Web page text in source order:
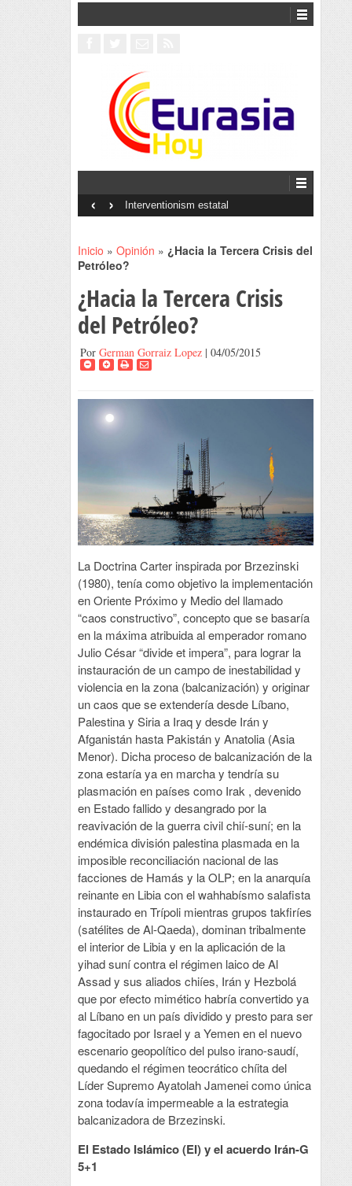
Interventionism estatal
‹ ›
Inicio » Opinión » ¿Hacia la Tercera Crisis del
Petróleo?
¿Hacia la Tercera Crisis
del Petróleo?
Por German Gorraiz Lopez| 04/05/2015
La Doctrina Carter inspirada por Brzezinski
(1980), tenía como objetivo la implementación
en Oriente Próximo y Medio del llamado
“caos constructivo”, concepto que se basaría
en la máxima atribuida al emperador romano
Julio César “divide et impera”, para lograr la
instauración de un campo de inestabilidad y
violencia en la zona (balcanización) y originar
un caos que se extendería desde Líbano,
Palestina y Siria a Iraq y desde Irán y
Afganistán hasta Pakistán y Anatolia (Asia
Menor). Dicha proceso de balcanización de la
zona estaría ya en marcha y tendría su
plasmación en países como Irak , devenido
en Estado fallido y desangrado por la
reavivación de la guerra civil chií-suní; en la
endémica división palestina plasmada en la
imposible reconciliación nacional de las
facciones de Hamás y la OLP; en la anarquía
reinante en Libia con el wahhabísmo salafista
instaurado en Trípoli mientras grupos takfiríes
(satélites de Al-Qaeda), dominan tribalmente
el interior de Libia y en la aplicación de la
yihad suní contra el régimen laico de Al
Assad y sus aliados chiíes, Irán y Hezbolá
que por efecto mimético habría convertido ya
al Líbano en un país dividido y presto para ser
fagocitado por Israel y a Yemen en el nuevo
escenario geopolítico del pulso irano-saudí,
quedando el régimen teocrático chíita del
Líder Supremo Ayatolah Jamenei como única
zona todavía impermeable a la estrategia
balcanizadora de Brzezinski.
El Estado Islámico (EI) y el acuerdo Irán-G
5+1